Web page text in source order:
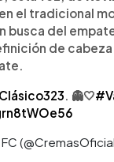
el tradicional
busca del
de cabeza
. 👻🤍